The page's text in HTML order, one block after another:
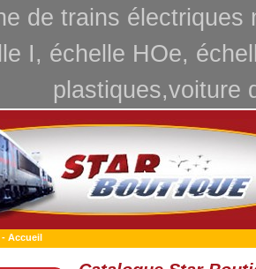
de trains
I, échelle HOe,
plastiques,voiture
- Accueil